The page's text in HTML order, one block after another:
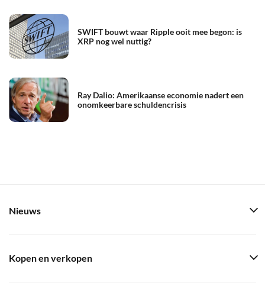
SWIFT bouwt waar Ripple ooit mee begon: is
XRP nog wel nuttig?
Ray Dalio: Amerikaanse economie nadert een
onomkeerbare schuldencrisis
Nieuws
Kopen en verkopen